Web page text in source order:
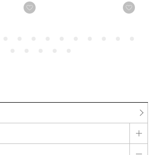
お気に入りに登録する お気
詳